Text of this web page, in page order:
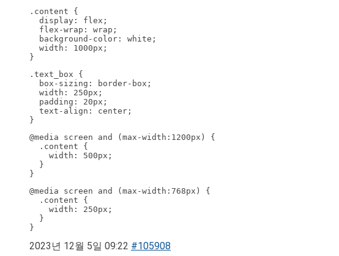
.content {
display: flex;
flex-wrap: wrap;
background-color: white;
width: 1000px;
}
.text_box {
box-sizing: border-box;
width: 250px;
padding: 20px;
text-align: center;
}
@media screen and (max-width:1200px) {
.content {
width: 500px;
}
}
@media screen and (max-width:768px) {
.content {
width: 250px;
}
}
2023년 12월 5일 09:22 #105908